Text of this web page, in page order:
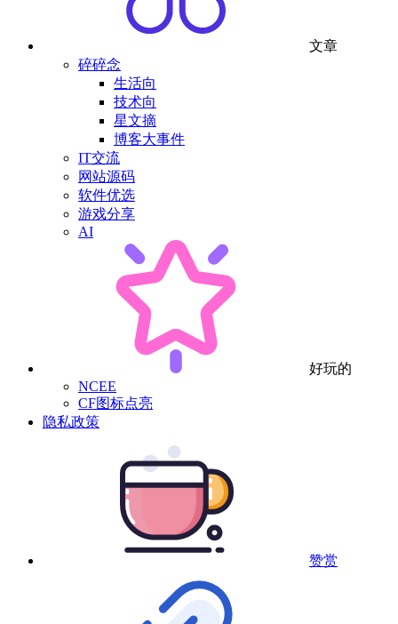
文章
碎碎念
生活向
技术向
星文摘
博客大事件
IT交流
网站源码
软件优选
游戏分享
AI
好玩的
NCEE
CF图标点亮
隐私政策
赞赏